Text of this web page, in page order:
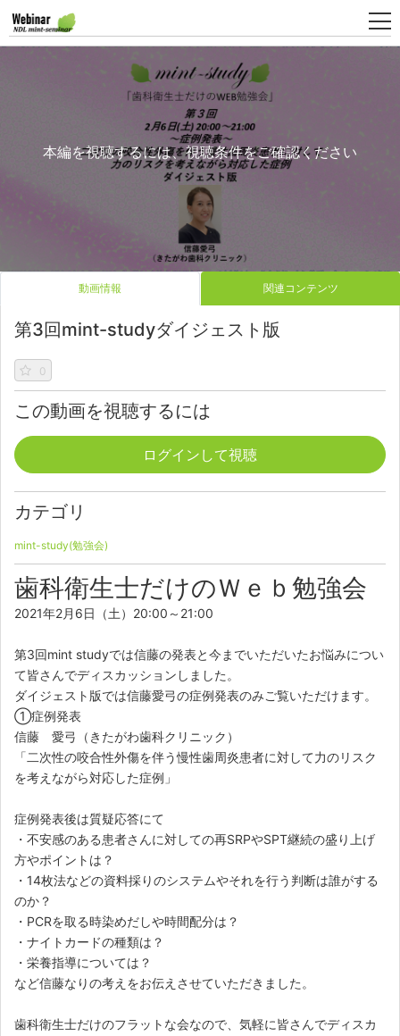
本編を視聴するには、視聴条件をご確認ください
動画情報 関連コンテンツ
第3回mint-studyダイジェスト版
0
この動画を視聴するには
ログインして視聴
カテゴリ
mint-study(勉強会)
歯科衛生士だけのＷｅｂ勉強会
2021年2月6日（土）20:00～21:00
第3回mint studyでは信藤の発表と今までいただいたお悩みについ
て皆さんでディスカッションしました。
ダイジェスト版では信藤愛弓の症例発表のみご覧いただけます。
①症例発表
信藤 愛弓（きたがわ歯科クリニック）
「二次性の咬合性外傷を伴う慢性歯周炎患者に対して力のリスク
を考えながら対応した症例」
症例発表後は質疑応答にて
・不安感のある患者さんに対しての再SRPやSPT継続の盛り上げ
方やポイントは？
・14枚法などの資料採りのシステムやそれを行う判断は誰がする
のか？
・PCRを取る時染めだしや時間配分は？
・ナイトカードの種類は？
・栄養指導については？
など信藤なりの考えをお伝えさせていただきました。
歯科衛生士だけのフラットな会なので、気軽に皆さんでディスカ